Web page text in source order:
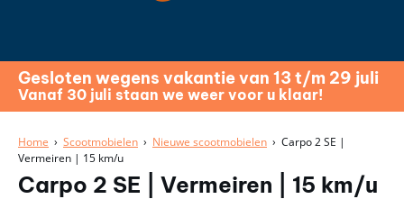
Gesloten wegens vakantie van 13 t/m 29 juli
Vanaf 30 juli staan we weer voor u klaar!
Home › Scootmobielen › Nieuwe scootmobielen › Carpo 2 SE |
Vermeiren | 15 km/u
Carpo 2 SE | Vermeiren | 15 km/u